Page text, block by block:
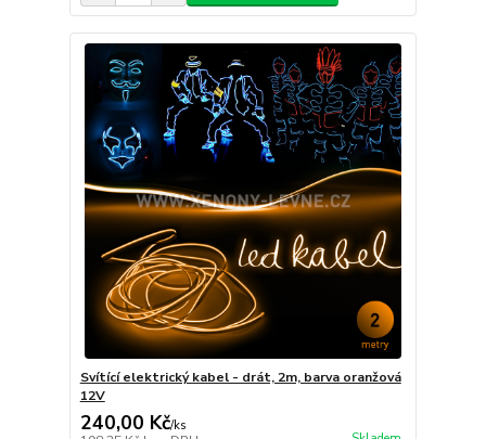
Svítící elektrický kabel - drát, 2m, barva oranžová
12V
240,00 Kč/ks